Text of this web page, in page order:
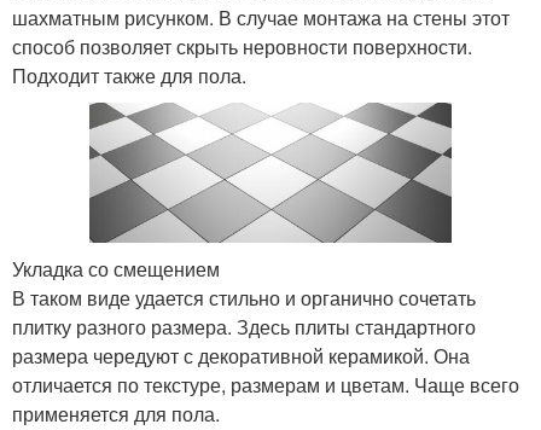
шахматным рисунком. В случае монтажа на стены этот
способ позволяет скрыть неровности поверхности.
Подходит также для пола.
Укладка со смещением
В таком виде удается стильно и органично сочетать
плитку разного размера. Здесь плиты стандартного
размера чередуют с декоративной керамикой. Она
отличается по текстуре, размерам и цветам. Чаще всего
применяется для пола.